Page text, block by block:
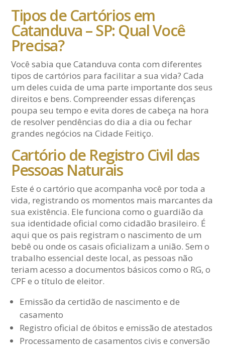
Tipos de Cartórios em
Catanduva – SP: Qual Você
Precisa?
Você sabia que Catanduva conta com diferentes
tipos de cartórios para facilitar a sua vida? Cada
um deles cuida de uma parte importante dos seus
direitos e bens. Compreender essas diferenças
poupa seu tempo e evita dores de cabeça na hora
de resolver pendências do dia a dia ou fechar
grandes negócios na Cidade Feitiço.
Cartório de Registro Civil das
Pessoas Naturais
Este é o cartório que acompanha você por toda a
vida, registrando os momentos mais marcantes da
sua existência. Ele funciona como o guardião da
sua identidade oficial como cidadão brasileiro. É
aqui que os pais registram o nascimento de um
bebê ou onde os casais oficializam a união. Sem o
trabalho essencial deste local, as pessoas não
teriam acesso a documentos básicos como o RG, o
CPF e o título de eleitor.
Emissão da certidão de nascimento e de
casamento
Registro oficial de óbitos e emissão de atestados
Processamento de casamentos civis e conversão